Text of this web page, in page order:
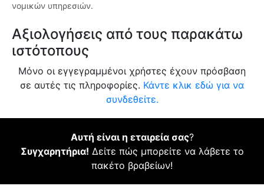
νομικών υπηρεσιών.
Αξιολογήσεις από τους παρακάτω
ιστότοπους
Μόνο οι εγγεγραμμένοι χρήστες έχουν πρόσβαση
σε αυτές τις πληροφορίες. Κάντε κλικ εδώ για να
συνδεθείτε.
Αυτή είναι η εταιρεία σας?
Συγχαρητήρια! Δείτε πώς μπορείτε να λάβετε το
πακέτο βραβείων!